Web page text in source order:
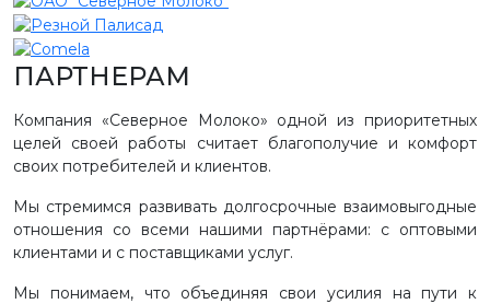
ПАРТНЕРАМ
Компания «Северное Молоко» одной из приоритетных
целей своей работы считает благополучие и комфорт
своих потребителей и клиентов.
Мы стремимся развивать долгосрочные взаимовыгодные
отношения со всеми нашими партнёрами: с оптовыми
клиентами и с поставщиками услуг.
Мы понимаем, что объединяя свои усилия на пути к